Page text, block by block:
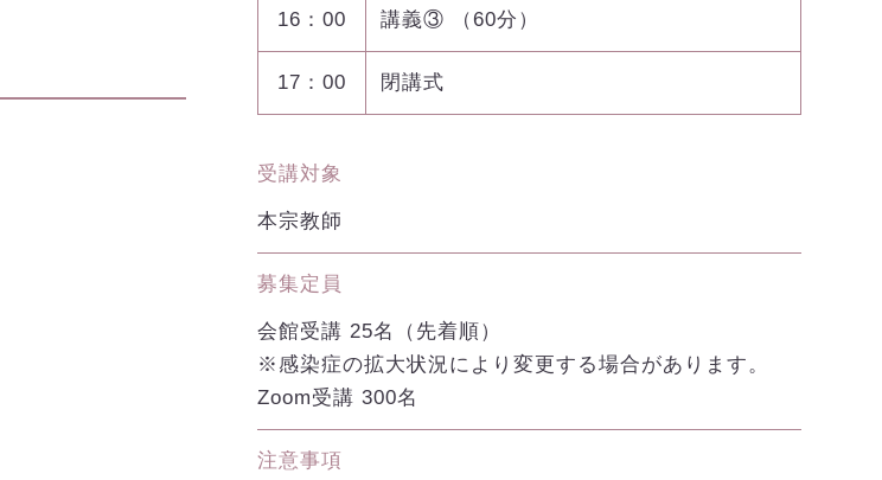
16：00 講義③ （60分）
17：00 閉講式
受講対象
本宗教師
募集定員
会館受講 25名（先着順）
※感染症の拡大状況により変更する場合があります。
Zoom受講 300名
注意事項